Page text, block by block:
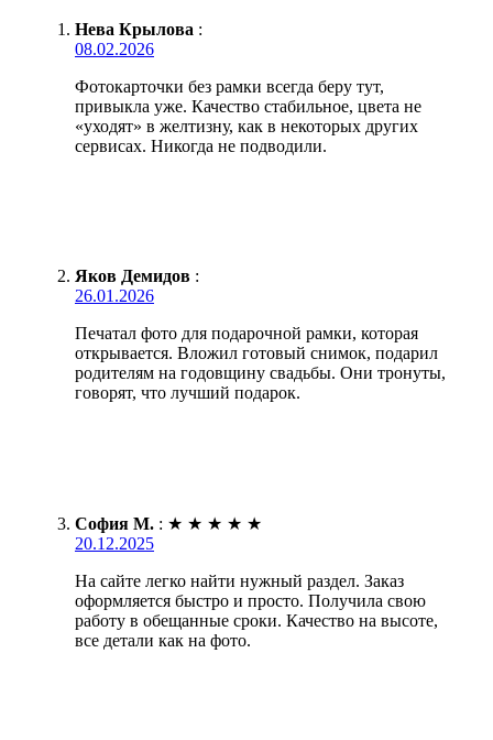
Нева Крылова :
08.02.2026
Фотокарточки без рамки всегда беру тут,
привыкла уже. Качество стабильное, цвета не
«уходят» в желтизну, как в некоторых других
сервисах. Никогда не подводили.
Яков Демидов :
26.01.2026
Печатал фото для подарочной рамки, которая
открывается. Вложил готовый снимок, подарил
родителям на годовщину свадьбы. Они тронуты,
говорят, что лучший подарок.
София М. : ★ ★ ★ ★ ★
20.12.2025
На сайте легко найти нужный раздел. Заказ
оформляется быстро и просто. Получила свою
работу в обещанные сроки. Качество на высоте,
все детали как на фото.